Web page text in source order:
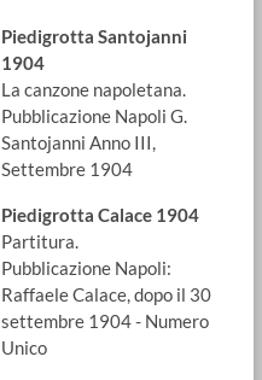
Piedigrotta Santojanni
1904
La canzone napoletana.
Pubblicazione Napoli G.
Santojanni Anno III,
Settembre 1904
Piedigrotta Calace 1904
Partitura.
Pubblicazione Napoli:
Raffaele Calace, dopo il 30
settembre 1904 - Numero
Unico